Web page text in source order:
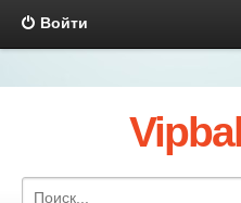
Войти